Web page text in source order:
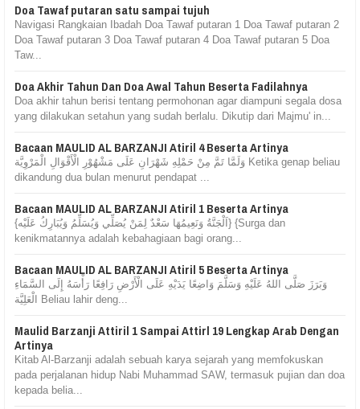
Doa Tawaf putaran satu sampai tujuh
Navigasi Rangkaian Ibadah Doa Tawaf putaran 1 Doa Tawaf putaran 2
Doa Tawaf putaran 3 Doa Tawaf putaran 4 Doa Tawaf putaran 5 Doa
Taw...
Doa Akhir Tahun Dan Doa Awal Tahun Beserta Fadilahnya
Doa akhir tahun berisi tentang permohonan agar diampuni segala dosa
yang dilakukan setahun yang sudah berlalu. Dikutip dari Majmu' in...
Bacaan MAULID AL BARZANJI Atiril 4 Beserta Artinya
وَلَمَّا تَمَّ مِنْ حَمْلِهِ شَهْرَانِ عَلَى مَشْهُوْرِ الْأَقْوَالِ الْمَرْوِيَّة Ketika genap beliau
dikandung dua bulan menurut pendapat ...
Bacaan MAULID AL BARZANJI Atiril 1 Beserta Artinya
{اَلْجَنَّةُ وَنَعِيمُهَا سَعْدٌ لِمَنْ يُصَلِّي وَيُسَلِّمُ وَيُبَارِكُ عَلَيْه} {Surga dan
kenikmatannya adalah kebahagiaan bagi orang...
Bacaan MAULID AL BARZANJI Atiril 5 Beserta Artinya
وَبَرَزَ صَلَّى اللهُ عَلَيْهِ وَسَلَّمَ وَاضِعًا يَدَيْهِ عَلَى الْأَرْضِ رَافِعًا رَأْسَهُ إِلَى السَّمَاءِ
الْعَلِيَّة Beliau lahir deng...
Maulid Barzanji Attiril 1 Sampai Attirl 19 Lengkap Arab Dengan
Artinya
Kitab Al-Barzanji adalah sebuah karya sejarah yang memfokuskan
pada perjalanan hidup Nabi Muhammad SAW, termasuk pujian dan doa
kepada belia...